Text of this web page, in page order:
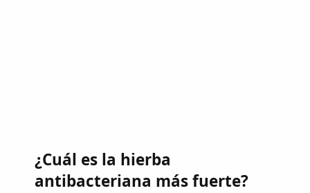
¿Cuál es la hierba
antibacteriana más fuerte?